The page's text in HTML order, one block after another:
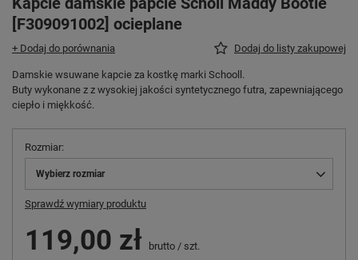
[F309091002] ocieplane
+ Dodaj do porównania Dodaj do listy zakupowej
Damskie wsuwane kapcie za kostkę marki Schooll.
Buty wykonane z z wysokiej jakości syntetycznego futra, zapewniającego
ciepło i miękkość.
Rozmiar
Wybierz rozmiar
Sprawdź wymiary produktu
119,00 zł brutto / szt.